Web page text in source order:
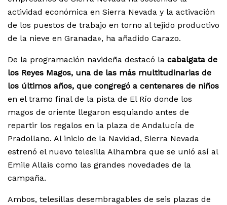
actividad económica en Sierra Nevada y la activación
de los puestos de trabajo en torno al tejido productivo
de la nieve en Granada», ha añadido Carazo.
De la programación navideña destacó la cabalgata de
los Reyes Magos, una de las más multitudinarias de
los últimos años, que congregó a centenares de niños
en el tramo final de la pista de El Río donde los
magos de oriente llegaron esquiando antes de
repartir los regalos en la plaza de Andalucía de
Pradollano. Al inicio de la Navidad, Sierra Nevada
estrenó el nuevo telesilla Alhambra que se unió así al
Emile Allais como las grandes novedades de la
campaña.
Ambos, telesillas desembragables de seis plazas de